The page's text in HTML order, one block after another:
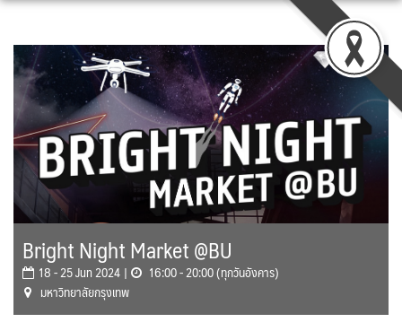
Skip
content
Bright Night Market @BU
18 - 25 Jun 2024 |
16:00 - 20:00 (ทุกวันอังคาร)
มหาวิทยาลัยกรุงเทพ